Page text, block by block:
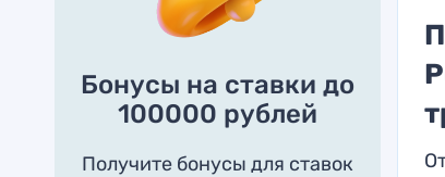
Бонусы на ставки до
100000 рублей
Получите бонусы для ставок